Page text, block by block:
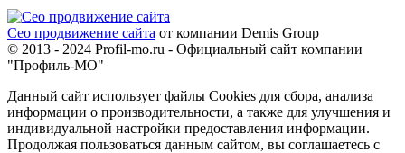
Сео продвижение сайта от компании Demis Group
© 2013 - 2024 Profil-mo.ru - Официальный сайт компании
"Профиль-МО"
Данный сайт использует файлы Cookies для сбора, анализа
информации о производительности, а также для улучшения и
индивидуальной настройки предоставления информации.
Продолжая пользоваться данным сайтом, вы соглашаетесь с